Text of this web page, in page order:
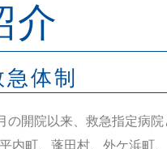
介
体制
の開院以来、救急指定病
内町、蓬田村、外ケ浜町